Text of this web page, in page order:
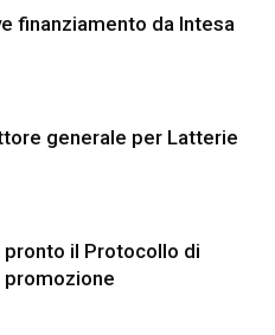
finanziamento da Intesa
generale per Latterie
pronto il Protocollo di
promozione